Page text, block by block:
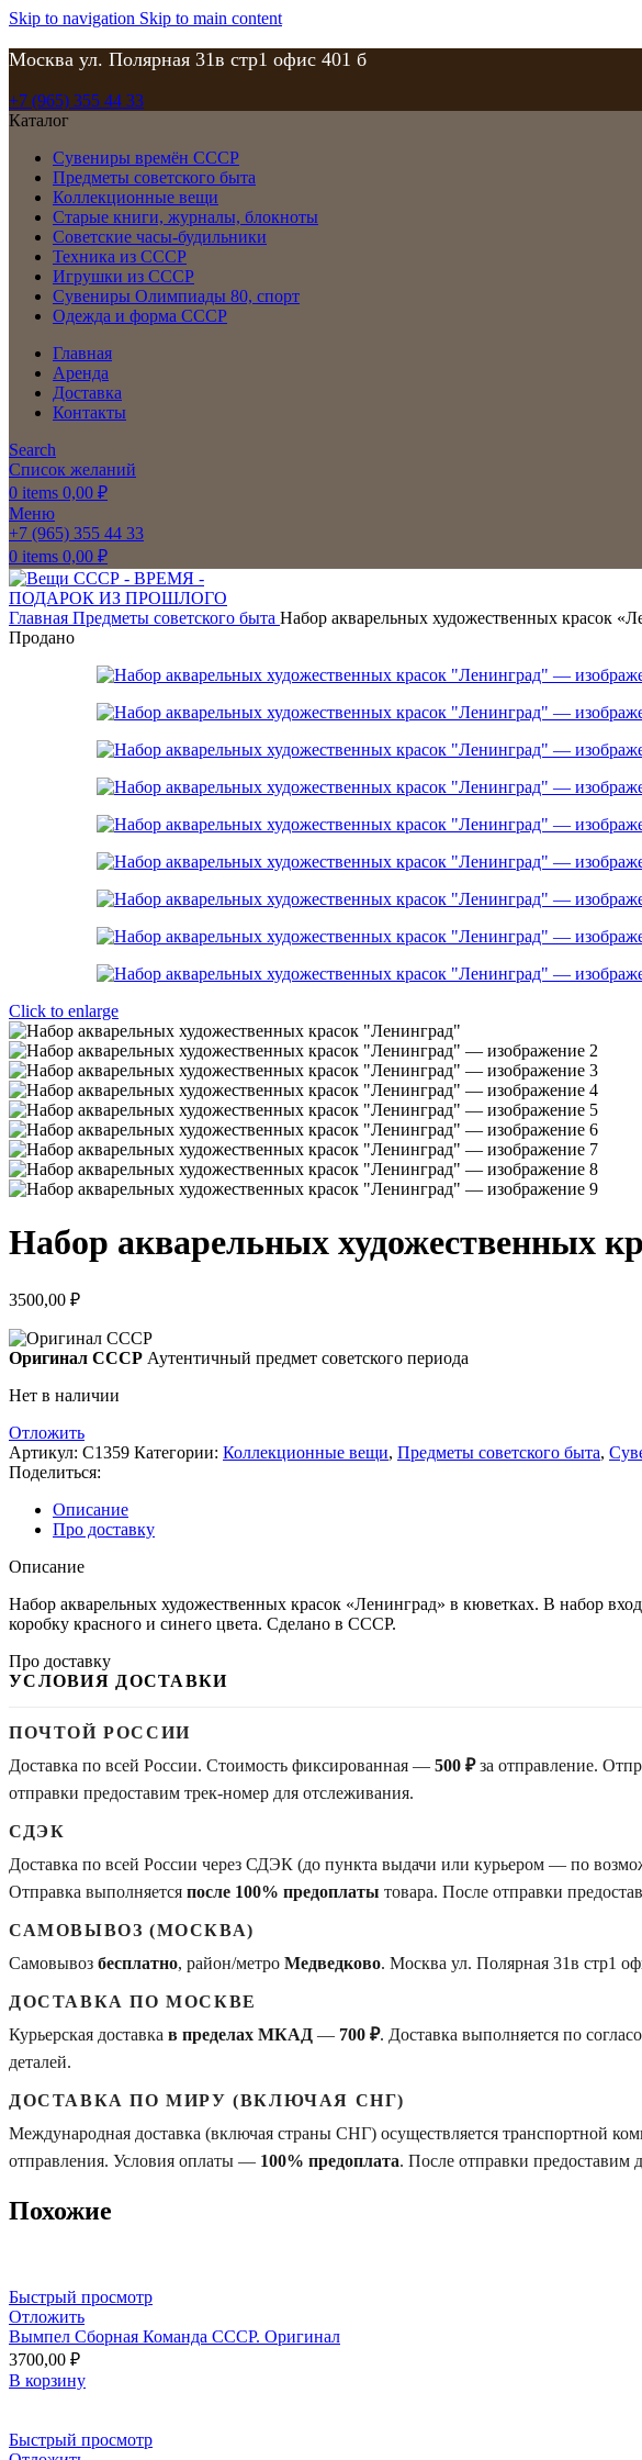
Skip to navigation Skip to main content
Москва ул. Полярная 31в стр1 офис 401 б
+7 (965) 355 44 33
Каталог
Сувениры времён СССР
Предметы советского быта
Коллекционные вещи
Старые книги, журналы, блокноты
Советские часы-будильники
Техника из СССР
Игрушки из СССР
Сувениры Олимпиады 80, спорт
Одежда и форма СССР
Главная
Аренда
Доставка
Контакты
Search
Список желаний
0 items 0,00 ₽
Меню
+7 (965) 355 44 33
0 items 0,00 ₽
Главная Предметы советского быта Набор акварельных художественных красок
Продано
Click to enlarge
Набор акварельных художественных
3500,00 ₽
Оригинал СССР Аутентичный предмет советского периода
Нет в наличии
Отложить
Артикул: С1359 Категории: Коллекционные вещи, Предметы советского быта,
Поделиться:
Описание
Про доставку
Описание
Набор акварельных художественных красок «Ленинград» в кюветках. В набор
коробку красного и синего цвета. Сделано в СССР.
Про доставку
УСЛОВИЯ ДОСТАВКИ
ПОЧТОЙ РОССИИ
Доставка по всей России. Стоимость фиксированная — 500 ₽за отправление.
отправки предоставим трек-номер для отслеживания.
СДЭК
Доставка по всей России через СДЭК (до пункта выдачи или курьером — по
Отправка выполняется после 100% предоплаты товара. После отправки
САМОВЫВОЗ (МОСКВА)
Самовывоз бесплатно, район/метро Медведково. Москва ул. Полярная 31в стр1
ДОСТАВКА ПО МОСКВЕ
Курьерская доставка в пределах МКАД — 700 ₽. Доставка выполняется по
деталей.
ДОСТАВКА ПО МИРУ (ВКЛЮЧАЯ СНГ)
Международная доставка (включая страны СНГ) осуществляется транспортной
отправления. Условия оплаты — 100% предоплата. После отправки предоставим
Похожие
Быстрый просмотр
Отложить
Вымпел Сборная Команда СССР. Оригинал
3700,00 ₽
В корзину
Быстрый просмотр